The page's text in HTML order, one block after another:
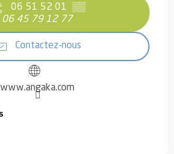
06 51 52 01 ▒▒
06 45 79 12 77
Contactez-nous
www.angaka.com